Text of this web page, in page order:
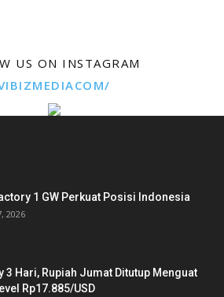
US ON INSTAGRAM
1 GW Perkuat Posisi Indonesia
2026
3 Hari, Rupiah Jumat Ditutup Menguat
Rp17.885/USD